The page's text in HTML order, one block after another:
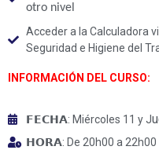
otro nivel
Acceder a la Calculadora
Seguridad e Higiene del
INFORMACIÓN DEL CURSO:
𝗙𝗘𝗖𝗛𝗔: Miércoles 11 y J
𝗛𝗢𝗥𝗔: De 20h00 a 22h00